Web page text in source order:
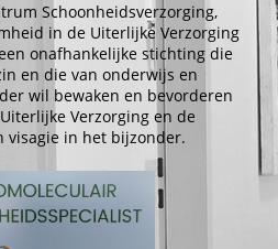
Schoonheidsverzorging,
in de Uiterlijke Verzorging
onafhankelijke stichting die
en die van onderwijs en
wil bewaken en bevorderen
Verzorging en de
visagie in het bijzonder.